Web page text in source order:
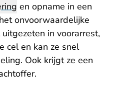
en opname in een
onvoorwaardelijke
in voorarrest,
cel en kan ze snel
Ook krijgt ze een